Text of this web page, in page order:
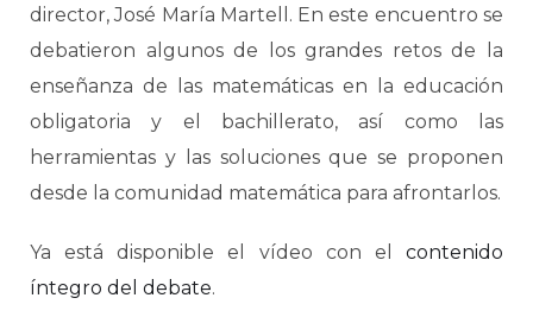
director, José María Martell. En este encuentro se
debatieron algunos de los grandes retos de la
enseñanza de las matemáticas en la educación
obligatoria y el bachillerato, así como las
herramientas y las soluciones que se proponen
desde la comunidad matemática para afrontarlos.
Ya está disponible el vídeo con el contenido
íntegro del debate.